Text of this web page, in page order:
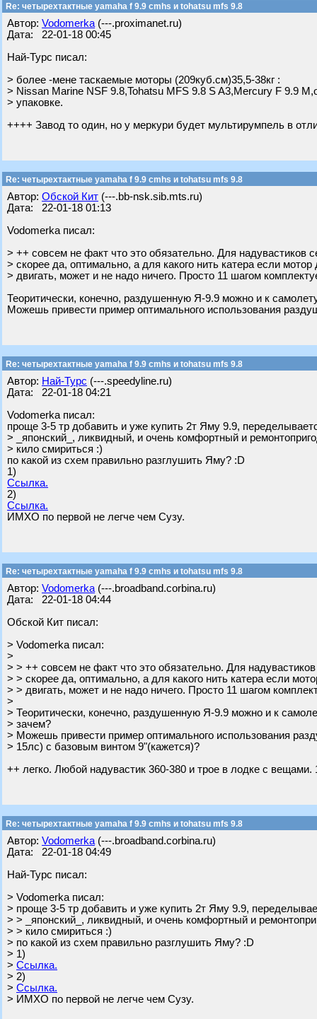
Re: четырехтактные yamaha f 9.9 cmhs и tohatsu mfs 9.8
Автор: Vodomerka (---.proximanet.ru)
Дата: 22-01-18 00:45
Най-Турс писал:
> более -мене таскаемые моторы (209куб.см)35,5-38кг :
> Nissan Marine NSF 9.8,Tohatsu MFS 9.8 S A3,Mercury F 9.9
> упаковке.
++++ Завод то один, но у меркури будет мультирумпель в
Re: четырехтактные yamaha f 9.9 cmhs и tohatsu mfs 9.8
Автор: Обской Кит (---.bb-nsk.sib.mts.ru)
Дата: 22-01-18 01:13
Vodomerka писал:
> ++ совсем не факт что это обязательно. Для надувастиков
> скорее да, оптимально, а для какого нить катера если мотор
> двигать, может и не надо ничего. Просто 11 шагом
Теоритически, конечно, раздушенную Я-9.9 можно и к
Можешь привести пример оптимального использования
Re: четырехтактные yamaha f 9.9 cmhs и tohatsu mfs 9.8
Автор: Най-Турс (---.speedyline.ru)
Дата: 22-01-18 04:21
Vodomerka писал:
проще 3-5 тр добавить и уже купить 2т Яму 9.9,
> _японский_, ликвидный, и очень комфортный и
> кило смириться :)
по какой из схем правильно разглушить Яму? :D
1)
Ссылка.
2)
Ссылка.
ИМХО по первой не легче чем Сузу.
Re: четырехтактные yamaha f 9.9 cmhs и tohatsu mfs 9.8
Автор: Vodomerka (---.broadband.corbina.ru)
Дата: 22-01-18 04:44
Обской Кит писал:
> Vodomerka писал:
>
> > ++ совсем не факт что это обязательно. Для
> > скорее да, оптимально, а для какого нить катера если
> > двигать, может и не надо ничего. Просто 11 шагом
>
> Теоритически, конечно, раздушенную Я-9.9 можно и к
> зачем?
> Можешь привести пример оптимального использования
> 15лс) с базовым винтом 9"(кажется)?
++ легко. Любой надувастик 360-380 и трое в лодке с
Re: четырехтактные yamaha f 9.9 cmhs и tohatsu mfs 9.8
Автор: Vodomerka (---.broadband.corbina.ru)
Дата: 22-01-18 04:49
Най-Турс писал:
> Vodomerka писал:
> проще 3-5 тр добавить и уже купить 2т Яму 9.9,
> > _японский_, ликвидный, и очень комфортный и
> > кило смириться :)
> по какой из схем правильно разглушить Яму? :D
> 1)
> Ссылка.
> 2)
> Ссылка.
> ИМХО по первой не легче чем Сузу.